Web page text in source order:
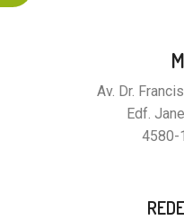
Av. Dr.
Edf.
4580-